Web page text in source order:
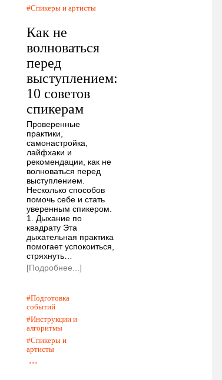
Спикеры и артисты
Как не
волноваться
перед
выступлением:
10 советов
спикерам
Проверенные
практики,
самонастройка,
лайфхаки и
рекомендации, как не
волноваться перед
выступлением.
Несколько способов
помочь себе и стать
уверенным спикером.
1. Дыхание по
квадрату Эта
дыхательная практика
помогает успокоиться,
стряхнуть…
[Подробнее...]
Подготовка
событий
Инструкции и
алгоритмы
Спикеры и
артисты
...